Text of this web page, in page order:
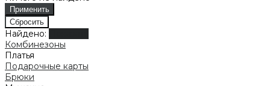
Найдено:
Комбинезоны
Платья
Подарочные карты
Брюки